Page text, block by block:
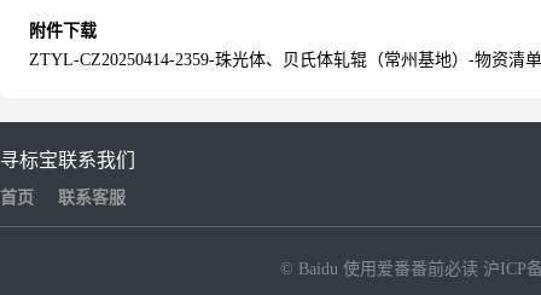
附件下载
ZTYL-CZ20250414-2359-珠光体、贝氏体轧辊（常州基地）-物资清
寻标宝
首页
联系我们
联系客服
© Baidu 使用爱番番前必读 沪ICP